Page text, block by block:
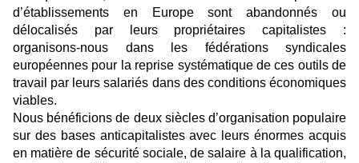
d’établissements en Europe sont abandonnés ou
délocalisés par leurs propriétaires capitalistes :
organisons-nous dans les fédérations syndicales
européennes pour la reprise systématique de ces outils de
travail par leurs salariés dans des conditions économiques
viables.
Nous bénéficions de deux siècles d’organisation populaire
sur des bases anticapitalistes avec leurs énormes acquis
en matière de sécurité sociale, de salaire à la qualification,